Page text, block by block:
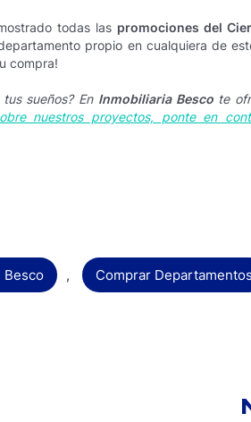
todas las promociones del
propio en cualquiera de
compra!
sueños? En Inmobiliaria Bescote
nuestros proyectos, ponte en
Besco , Comprar Departamentos